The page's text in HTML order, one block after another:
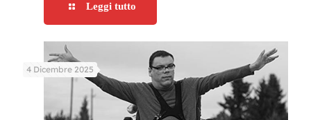
Leggi tutto
4 Dicembre 2025